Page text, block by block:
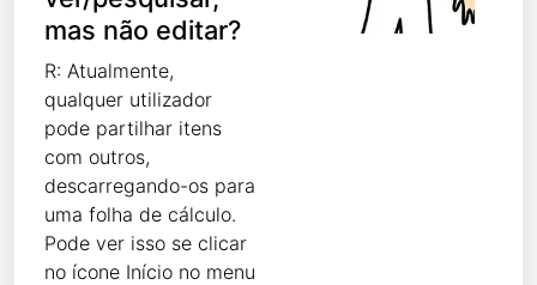
mas não editar?
R: Atualmente,
qualquer utilizador
pode partilhar itens
com outros,
descarregando-os para
uma folha de cálculo.
Pode ver isso se clicar
no ícone Início no menu